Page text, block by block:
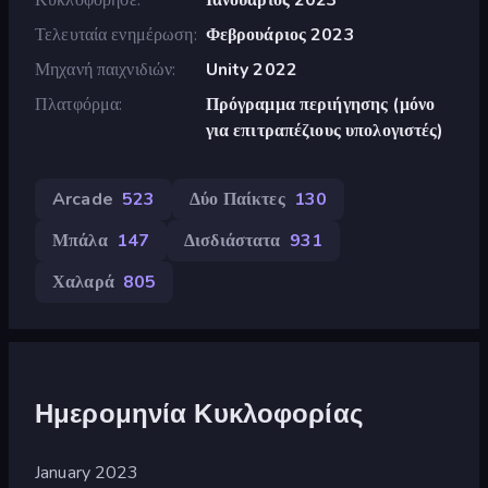
Τελευταία ενημέρωση Φεβρουάριος 2023
Μηχανή παιχνιδιών
Unity 2022
Πλατφόρμα
Πρόγραμμα περιήγησης (μόνο
για επιτραπέζιους υπολογιστές)
Arcade 523 Δύο Παίκτες 130
Μπάλα 147 Δισδιάστατα 931
Χαλαρά 805
Ημερομηνία Κυκλοφορίας
January 2023